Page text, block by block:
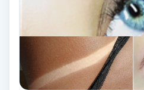
Naglar borttagning
Naglar reparation